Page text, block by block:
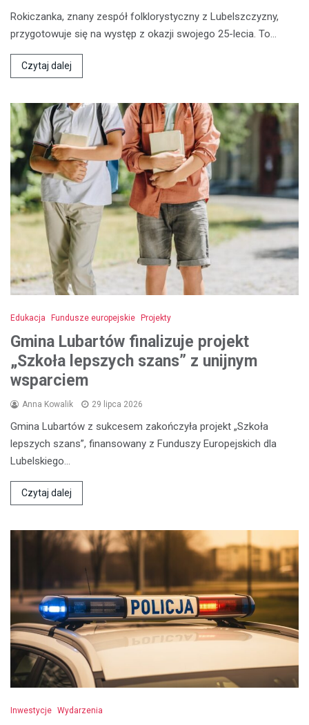
Rokiczanka, znany zespół folklorystyczny z Lubelszczyzny,
przygotowuje się na występ z okazji swojego 25-lecia. To…
Czytaj dalej
Edukacja Fundusze europejskie Projekty
Gmina Lubartów finalizuje projekt
„Szkoła lepszych szans” z unijnym
wsparciem
Anna Kowalik 29 lipca 2026
Gmina Lubartów z sukcesem zakończyła projekt „Szkoła
lepszych szans”, finansowany z Funduszy Europejskich dla
Lubelskiego…
Czytaj dalej
Inwestycje Wydarzenia